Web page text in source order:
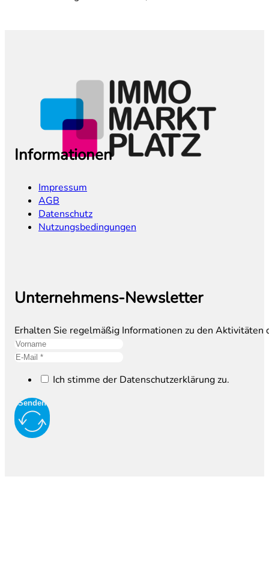
Informationen
Impressum
AGB
Datenschutz
Nutzungsbedingungen
Unternehmens-Newsletter
Erhalten Sie regelmäßig Informationen zu den
Ich stimme der Datenschutzerklärung zu.
Senden